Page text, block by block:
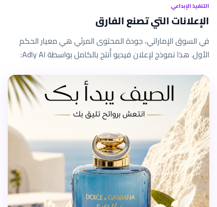
التنفيذ الإبداعي
الإعلانات التي تصنع الفارق
في السوق الإماراتي، جودة المحتوى المرئي هي معيار الحكم
الأول. هذا نموذج لإعلان فيديو أُنتج بالكامل بواسطة Adly AI: